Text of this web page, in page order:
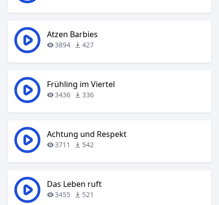
Atzen Barbies
3894 427
Frühling im Viertel
3436 336
Achtung und Respekt
3711 542
Das Leben ruft
3455 521